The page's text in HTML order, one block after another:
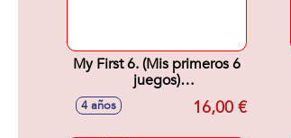
My First 6. (Mis primeros 6
juegos)
Tangram,Mikado,Parchís,
Oca, Dominó y Memory.
4 años 16,00 €